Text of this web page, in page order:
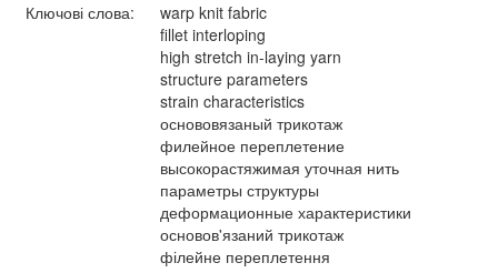
Ключові слова:
warp knit fabric
fillet interloping
high stretch in-laying yarn
structure parameters
strain characteristics
основовязаный трикотаж
филейное переплетение
высокорастяжимая уточная нить
параметры структуры
деформационные характеристики
основов'язаний трикотаж
філейне переплетення